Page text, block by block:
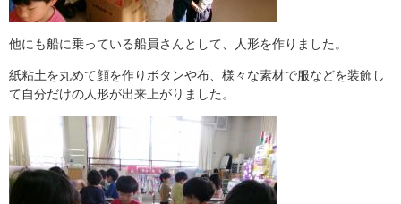
他にも船に乗っている船員さんとして、人形を作りました。
紙粘土を丸めて顔を作りボタンや布、様々な素材で服などを装飾し
て自分だけの人形が出来上がりました。